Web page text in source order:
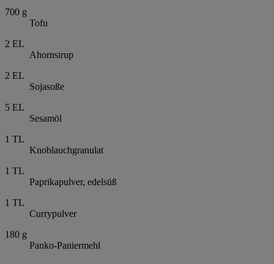
700 g
Tofu
2 EL
Ahornsirup
2 EL
Sojasoße
5 EL
Sesamöl
1 TL
Knoblauchgranulat
1 TL
Paprikapulver, edelsüß
1 TL
Currypulver
180 g
Panko-Paniermehl